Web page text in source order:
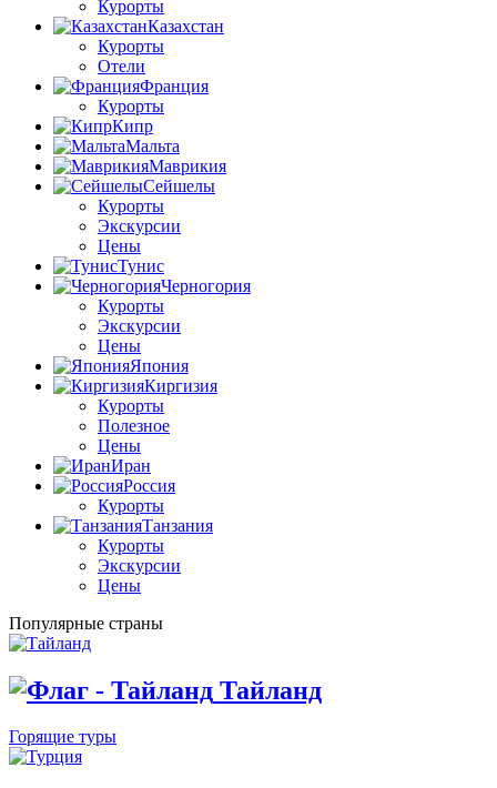
Курорты
Казахстан
Курорты
Отели
Франция
Курорты
Кипр
Мальта
Маврикия
Сейшелы
Курорты
Экскурсии
Цены
Тунис
Черногория
Курорты
Экскурсии
Цены
Япония
Киргизия
Курорты
Полезное
Цены
Иран
Россия
Курорты
Танзания
Курорты
Экскурсии
Цены
Популярные страны
Тайланд
Горящие туры